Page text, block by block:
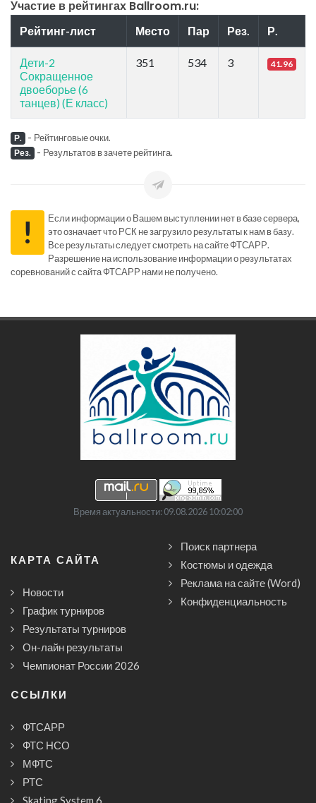
Участие в рейтингах Ballroom.ru:
Рейтинг-лист Место Пар Рез. Р.
Дети-2
Сокращенное
двоеборье (6
танцев) (Е класс)
351 534 3 41.96
Р. - Рейтинговые очки.
Рез. - Результатов в зачете рейтинга.
!
Если информации о Вашем выступлении нет в базе сервера,
это означает что РСК не загрузило результаты к нам в базу.
Все результаты следует смотреть на сайте ФТСАРР.
Разрешение на использование информации о результатах
соревнований с сайта ФТСАРР нами не получено.
Время актуальности: 09.08.2026 10:02:00
КАРТА САЙТА
Новости
График турниров
Результаты турниров
Он-лайн результаты
Чемпионат России 2026
Поиск партнера
Костюмы и одежда
Реклама на сайте (Word)
Конфиденциальность
CСЫЛКИ
ФТСАРР
ФТС НСО
МФТС
РТС
Skating System 6